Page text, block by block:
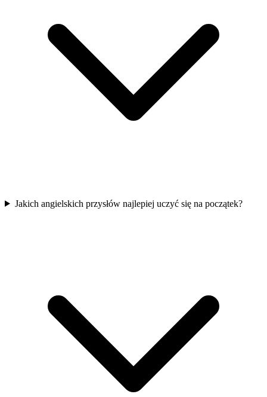
Jakich angielskich przysłów najlepiej uczyć się na początek?